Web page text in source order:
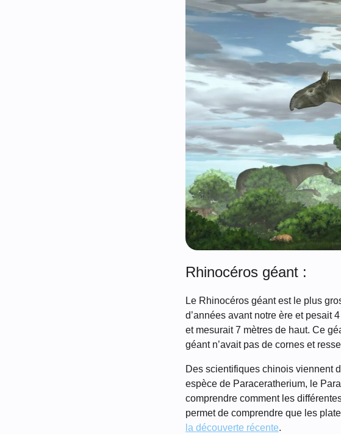
Rhinocéros géant :
Le Rhinocéros géant est le plus
d’années avant notre ère et pesait
et mesurait 7 mètres de haut. Ce
géant n’avait pas de cornes et
Des scientifiques chinois viennent
espèce de Paraceratherium, le
comprendre comment les
permet de comprendre que les
la découverte récente.